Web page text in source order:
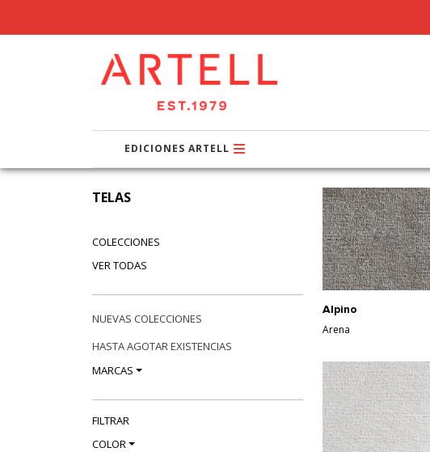
EDICIONES ARTELL
TELAS
COLECCIONES
VER TODAS
NUEVAS COLECCIONES
HASTA AGOTAR EXISTENCIAS
MARCAS
FILTRAR
COLOR
Alpino
Arena